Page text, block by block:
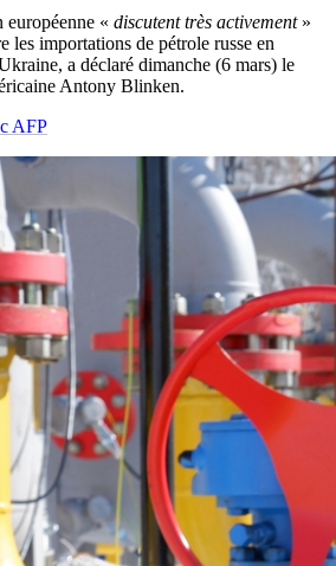
« discutent très activement»
les importations de pétrole russe en
a déclaré dimanche (6 mars) le
Antony Blinken.
AFP